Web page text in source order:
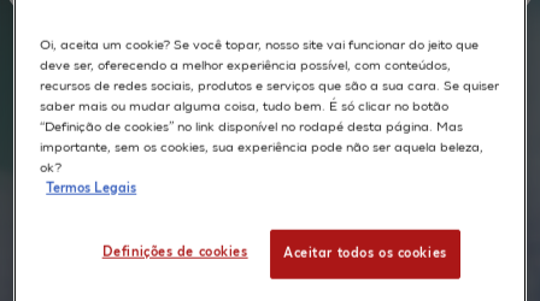
Procurar por :
TEXTO COMPLETO MODELOS APLICAÇÕES
AUTORES
Oi, aceita um cookie? Se você topar, nosso site vai funcionar do jeito que
deve ser, oferecendo a melhor experiência possível, com conteúdos,
recursos de redes sociais, produtos e serviços que são a sua cara. Se quiser
saber mais ou mudar alguma coisa, tudo bem. É só clicar no botão
“Definição de cookies” no link disponível no rodapé desta página. Mas
importante, sem os cookies, sua experiência pode não ser aquela beleza,
ok?
Termos Legais
Definições de cookies Aceitar todos os cookies